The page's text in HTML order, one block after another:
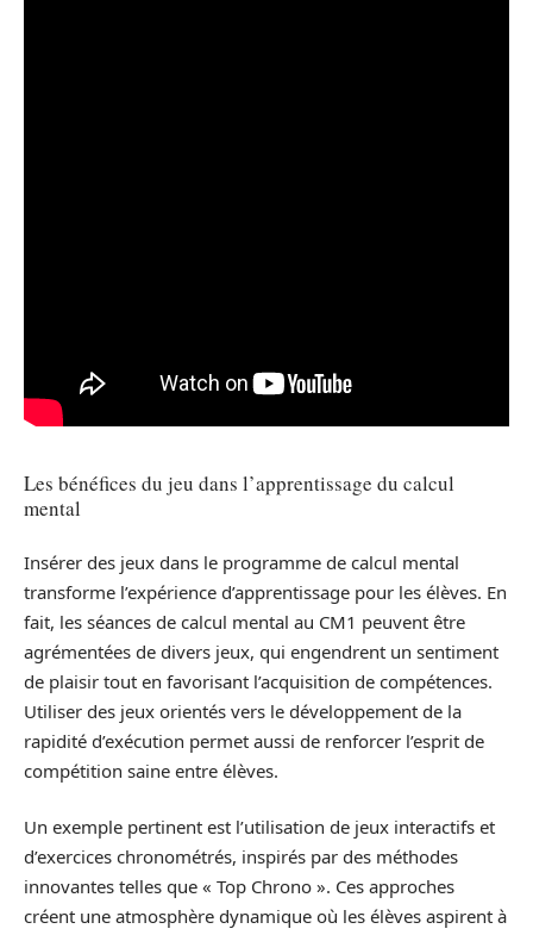
Les bénéfices du jeu dans l’apprentissage du calcul
mental
Insérer des jeux dans le programme de calcul mental
transforme l’expérience d’apprentissage pour les élèves. En
fait, les séances de calcul mental au CM1 peuvent être
agrémentées de divers jeux, qui engendrent un sentiment
de plaisir tout en favorisant l’acquisition de compétences.
Utiliser des jeux orientés vers le développement de la
rapidité d’exécution permet aussi de renforcer l’esprit de
compétition saine entre élèves.
Un exemple pertinent est l’utilisation de jeux interactifs et
d’exercices chronométrés, inspirés par des méthodes
innovantes telles que « Top Chrono ». Ces approches
créent une atmosphère dynamique où les élèves aspirent à